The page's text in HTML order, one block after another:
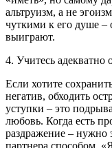
альтруизм, а не
чуткими к его душе –
выиграют.
4. Учитесь адекватно
Если хотите
негатив, обходить
уступки – это
любовь. Когда есть
раздражение – нужно
партнера способом.